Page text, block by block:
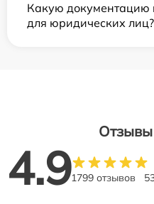
Какую документацию
для юридических лиц?
Отзывы
4.91799 отзывов